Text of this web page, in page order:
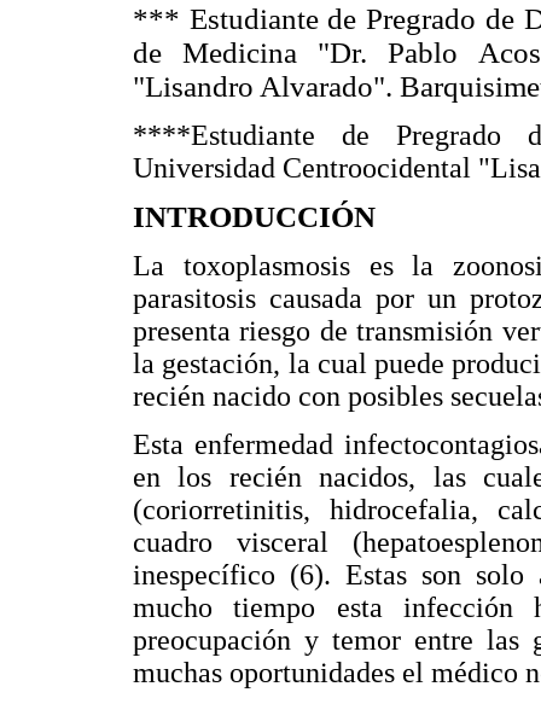
*** Estudiante de Pregrado de
de Medicina "Dr. Pablo
"Lisandro Alvarado".
****Estudiante de Pregrado
Universidad Centroocidental
INTRODUCCIÓN
La toxoplasmosis es la
parasitosis causada por un
presenta riesgo de transmisión
la gestación, la cual puede
recién nacido con posibles
Esta enfermedad
en los recién nacidos, las
(coriorretinitis, hidrocefalia,
cuadro visceral
inespecífico (6). Estas son solo
mucho tiempo esta infección
preocupación y temor entre las
muchas oportunidades el médico